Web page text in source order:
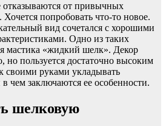
от привычных
попробовать что-то новое.
вид сочетался с хорошими
Одно из таких
мастика «жидкий шелк». Декор
но пользуется достаточно высоким
своими руками укладывать
чем заключаются ее особенности.
шелковую